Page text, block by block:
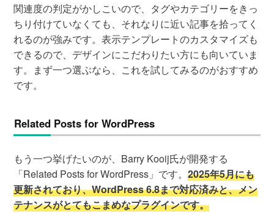
関連度の判定がかしこいので、タグやカテゴリーをきっ
ちり付けていなくても、それなりに近い記事を拾ってく
れるのが強みです。表示テンプレートのカスタマイズも
できるので、デザインにこだわりたい方にも向いていま
す。まず一つ選ぶなら、これを試してみるのがおすすめ
です。
Related Posts for WordPress
もう一つ挙げたいのが、Barry Kooij氏が開発する
「Related Posts for WordPress」です。2025年5月にも
更新されており、WordPress 6.8まで対応済みと、メン
テナンスがとてもこまめなプラグインです。